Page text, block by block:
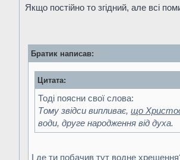
Якщо постійно то згідний, але всі
Братик написав:
Цитата:
Тоді поясни свої слова:
Тому звідси випливає, що Христос
води, друге народження від духа.
І де ти побачив тут водне